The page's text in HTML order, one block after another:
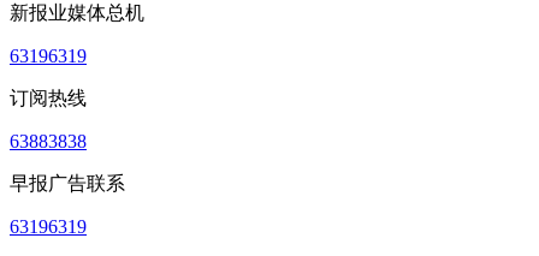
新报业媒体总机
63196319
订阅热线
63883838
早报广告联系
63196319